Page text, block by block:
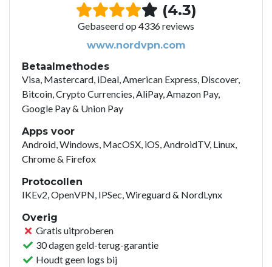
(4.3)
Gebaseerd op 4336 reviews
www.nordvpn.com
Betaalmethodes
Visa, Mastercard, iDeal, American Express, Discover,
Bitcoin, Crypto Currencies, AliPay, Amazon Pay,
Google Pay & Union Pay
Apps voor
Android, Windows, MacOSX, iOS, AndroidTV, Linux,
Chrome & Firefox
Protocollen
IKEv2, OpenVPN, IPSec, Wireguard & NordLynx
Overig
Gratis uitproberen
30 dagen geld-terug-garantie
Houdt geen logs bij